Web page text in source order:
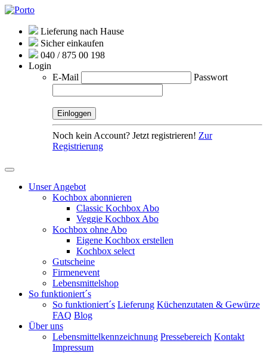
Lieferung nach Hause
Sicher einkaufen
040 / 875 00 198
Login
E-Mail
Passwort
Noch kein Account? Jetzt registrieren! Zur
Registrierung
Unser Angebot
Kochbox abonnieren
Classic Kochbox Abo
Veggie Kochbox Abo
Kochbox ohne Abo
Eigene Kochbox erstellen
Kochbox select
Gutscheine
Firmenevent
Lebensmittelshop
So funktioniert´s
So funktioniert´s Lieferung Küchenzutaten & Gewürze
FAQ Blog
Über uns
Lebensmittelkennzeichnung Pressebereich Kontakt
Impressum